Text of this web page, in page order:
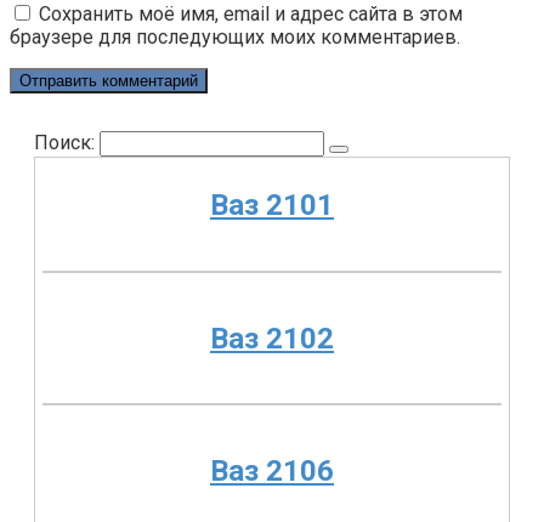
Сохранить моё имя, email и адрес сайта в этом
браузере для последующих моих комментариев.
Поиск:
Ваз 2101
Ваз 2102
Ваз 2106